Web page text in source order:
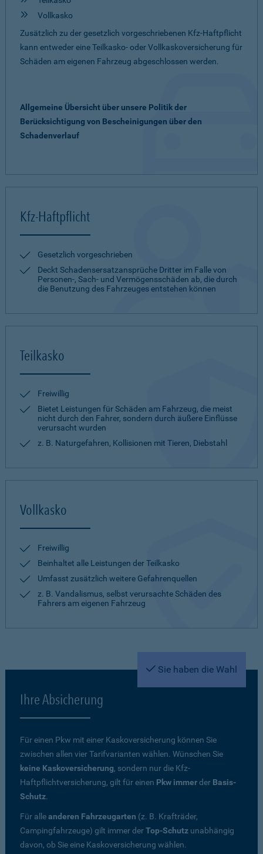
Vollkasko
Zusätzlich zu der gesetzlich vorgeschriebenen Kfz-Haftpflicht
kann entweder eine Teilkasko- oder Vollkaskoversicherung für
Schäden am eigenen Fahrzeug abgeschlossen werden.
Allgemeine Übersicht über unsere Politik der
Berücksichtigung von Bescheinigungen über den
Schadenverlauf
Kfz-Haftpflicht
Gesetzlich vorgeschrieben
Deckt Schadensersatzansprüche Dritter im Falle von
Personen-, Sach- und Vermögensschäden ab, die durch
die Benutzung des Fahrzeuges entstehen können
Teilkasko
Freiwillig
Bietet Leistungen für Schäden am Fahrzeug, die meist
nicht durch den Fahrer, sondern durch äußere Einflüsse
verursacht wurden
z. B. Naturgefahren, Kollisionen mit Tieren, Diebstahl
Vollkasko
Freiwillig
Beinhaltet alle Leistungen der Teilkasko
Umfasst zusätzlich weitere Gefahrenquellen
z. B. Vandalismus, selbst verursachte Schäden des
Fahrers am eigenen Fahrzeug
Sie haben die Wahl
Ihre Absicherung
Für einen Pkw mit einer Kaskoversicherung können Sie
zwischen allen vier Tarifvarianten wählen. Wünschen Sie
keine Kaskoversicherung, sondern nur die Kfz-
Haftpflichtversicherung, gilt für einen Pkw immerder Basis-
Schutz.
Für alleanderen Fahrzeugarten (z. B. Krafträder,
Campingfahrzeuge) gilt immer derTop-Schutz unabhängig
davon, ob Sie eine Kaskoversicherung wählen.